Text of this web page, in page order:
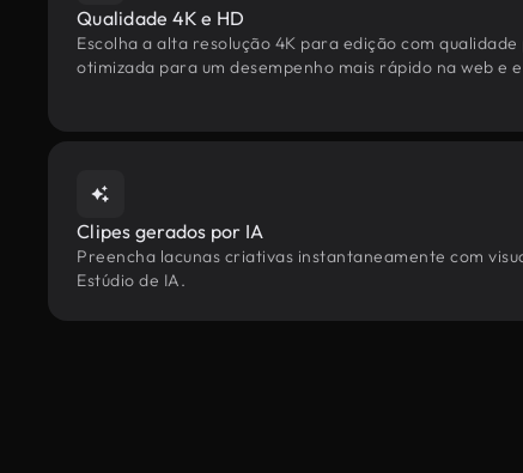
Qualidade 4K e HD
Escolha a alta resolução 4K para edição com
otimizada para um desempenho mais rápido na web e
Clipes gerados por IA
Preencha lacunas criativas instantaneamente com
Estúdio de IA.